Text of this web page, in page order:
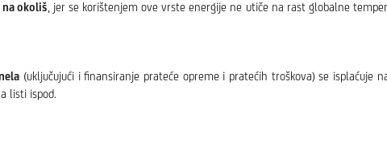
okoliš , jer se korištenjem ove vrste energije ne utiče na rast globalne
(uključujući i finansiranje prateće opreme i pratećih troškova) se isplaćuje
listi ispod.